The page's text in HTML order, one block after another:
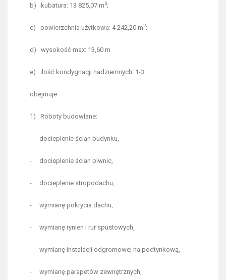
b) kubatura: 13 825,07 m3;
c) powierzchnia użytkowa: 4 242,20 m2;
d) wysokość max: 13,60 m
e) ilość kondygnacji nadziemnych: 1-3
obejmuje:
1) Roboty budowlane:
- docieplenie ścian budynku,
- docieplenie ścian piwnic,
- docieplenie stropodachu,
- wymianę pokrycia dachu,
- wymianę rynien i rur spustowych,
- wymianę instalacji odgromowej na podtynkową,
- wymianę parapetów zewnętrznych,